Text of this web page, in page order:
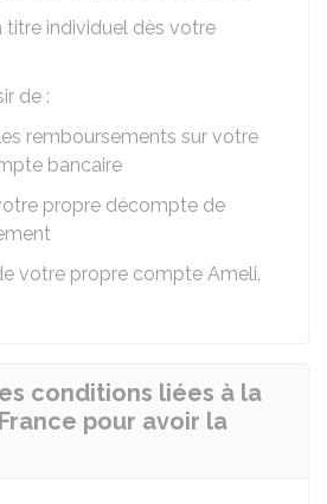
titre individuel dès votre
de :
remboursements sur votre
bancaire
propre décompte de
votre propre compte Ameli.
conditions liées à la
pour avoir la